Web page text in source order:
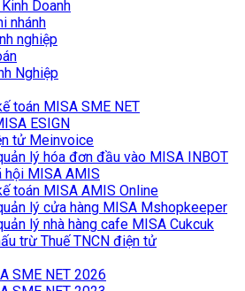
Doanh
nhánh
nghiệp
Nghiệp
toán MISA SME NET
ESIGN
tử Meinvoice
lý hóa đơn đầu vào MISA INBOT
hội MISA AMIS
toán MISA AMIS Online
lý cửa hàng MISA Mshopkeeper
lý nhà hàng cafe MISA Cukcuk
trừ Thuế TNCN điện tử
SME NET 2026